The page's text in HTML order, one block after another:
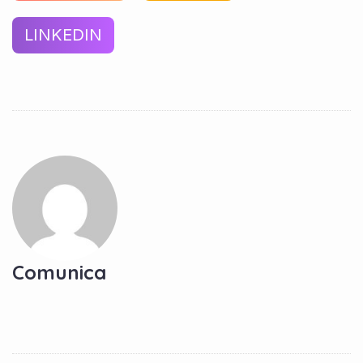
LINKEDIN
Comunica